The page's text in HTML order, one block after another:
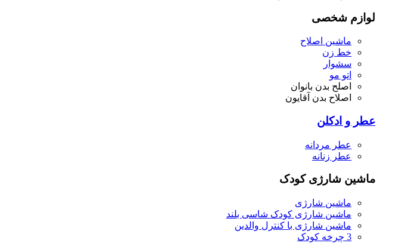
لوازم شخصی
ماشین اصلاح
خط زن
سشوار
اتو مو
اصلح بدن بانوان
اصلاح بدن آقایون
عطر و ادکلن
عطر مردانه
عطر زنانه
ماشین شارژی کودک
ماشین شارژی
ماشین شارژی کودک شاسی بلند
ماشین شارژی با کنترل والدین
3 چرخه کودک